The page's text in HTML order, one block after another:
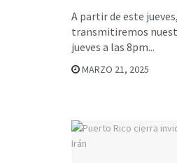
A partir de este
transmitiremos
jueves a las 8pm...
MARZO 21, 2025